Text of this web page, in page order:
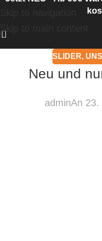
Skip to main content
SLIDER,
Neu und
adminAn 23.